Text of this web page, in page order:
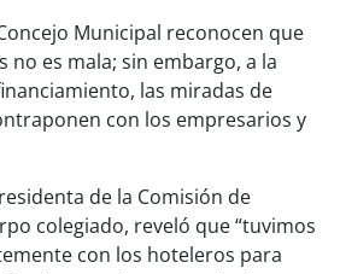
Municipal reconocen que
no es mala; sin embargo, a la
las miradas de
con los empresarios y
de la Comisión de
colegiado, reveló que “tuvimos
con los hoteleros para